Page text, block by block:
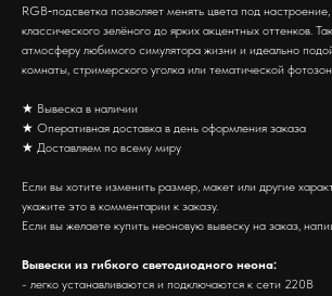
RGB‑подсветка позволяет менять цвета под настроение,
классического зелёного до ярких акцентных оттенков.
атмосферу любимого симулятора жизни и идеально
комнаты, стримерского уголка или тематической
★ Вывеска в наличии
★ Оперативная доставка в день оформления заказа
★ Доставляем по всему миру
Если вы хотите изменить размер, макет или другие
укажите это в комментарии к заказу.
Если вы желаете купить неоновую вывеску на заказ,
Вывески из гибкого светодиодного неона:
- легко устанавливаются и подключаются к сети 220В